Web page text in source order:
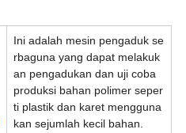
Ini adalah mesin pengaduk se
rbaguna yang dapat melakuk
an pengadukan dan uji coba
produksi bahan polimer seper
ti plastik dan karet mengguna
kan sejumlah kecil bahan.